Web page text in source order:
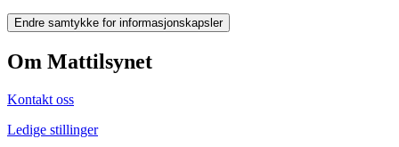
Endre samtykke for informasjonskapsler
Om Mattilsynet
Kontakt oss
Ledige stillinger